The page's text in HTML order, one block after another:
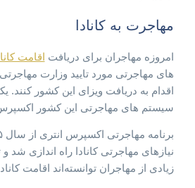
مهاجرت به کانادا
امروزه مهاجران برای دریافت اقامت
های مهاجرتی مورد تایید وزارت
اقدام به دریافت ویزای این کشور کنند.
سیستم های مهاجرتی این کشور اکسپرس
نیازهای مهاجرتی کانادا راه اندازی شد و
زیادی از مهاجران توانسته‌اند اقامت